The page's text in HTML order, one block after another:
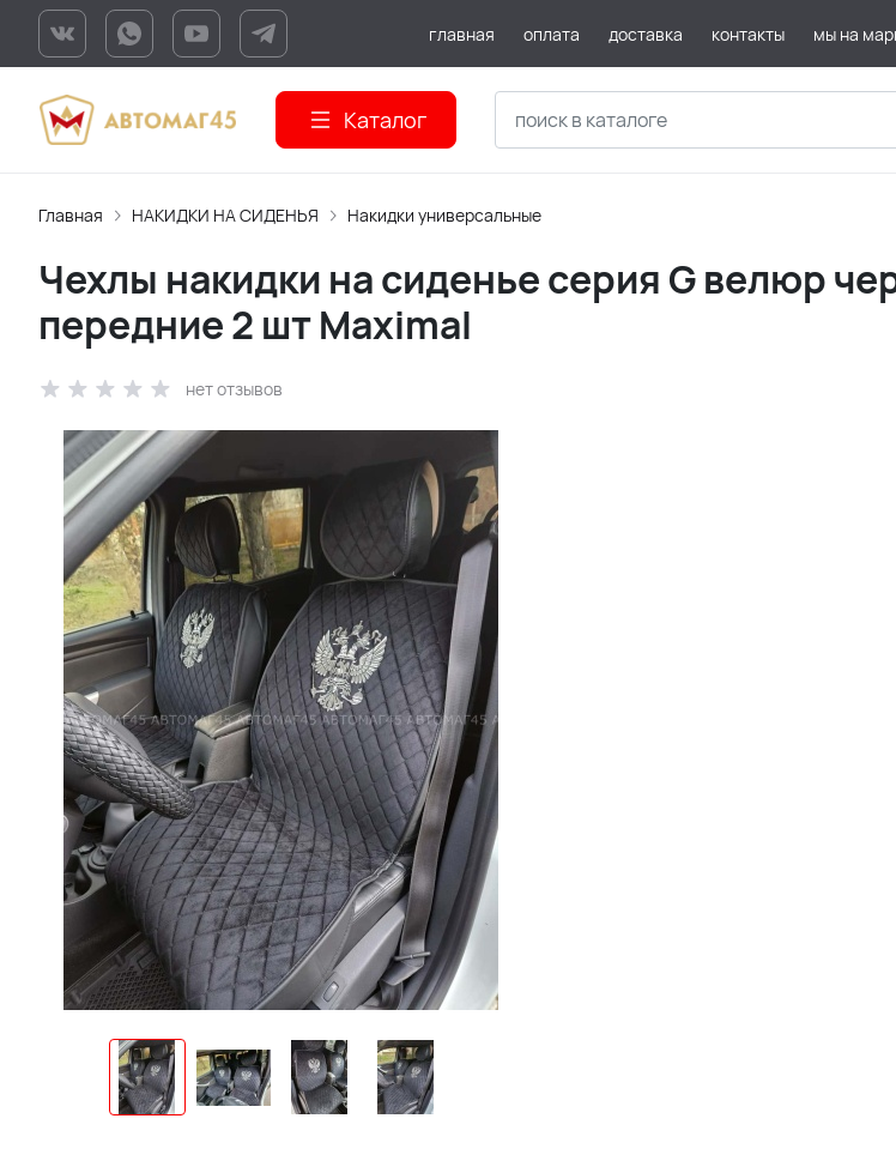
главная оплата доставка контакты мы на
Каталог
Главная НАКИДКИ НА СИДЕНЬЯ Накидки универсальные
Чехлы накидки на сиденье серия G велюр
передние 2 шт Maximal
нет отзывов